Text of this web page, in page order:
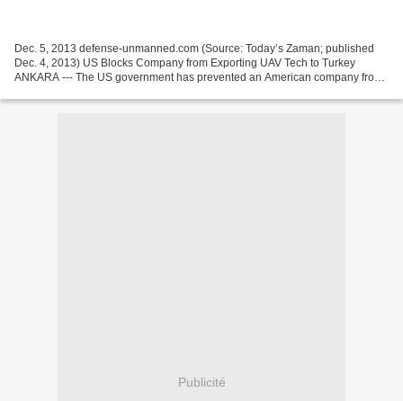
Dec. 5, 2013 defense-unmanned.com (Source: Today’s Zaman; published
Dec. 4, 2013) US Blocks Company from Exporting UAV Tech to Turkey
ANKARA --- The US government has prevented an American company from
Publicité